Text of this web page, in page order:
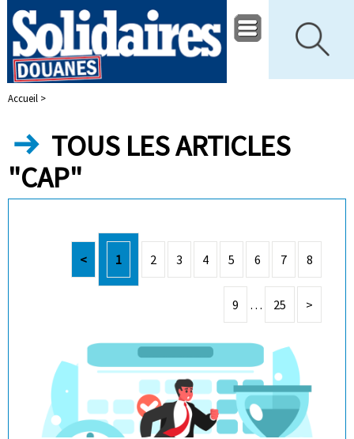
Accueil >
TOUS LES ARTICLES
"CAP"
< 1 2 3 4 5 6 7 8
9 … 25 >